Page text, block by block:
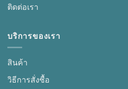
ติดต่อเรา
บริการของเรา
สินค้า
วิธีการสั่งซื้อ